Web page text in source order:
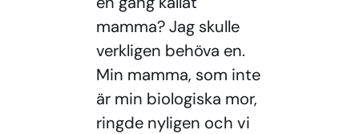
mamma? Jag skulle
verkligen behöva en.
Min mamma, som inte
är min biologiska mor,
ringde nyligen och vi